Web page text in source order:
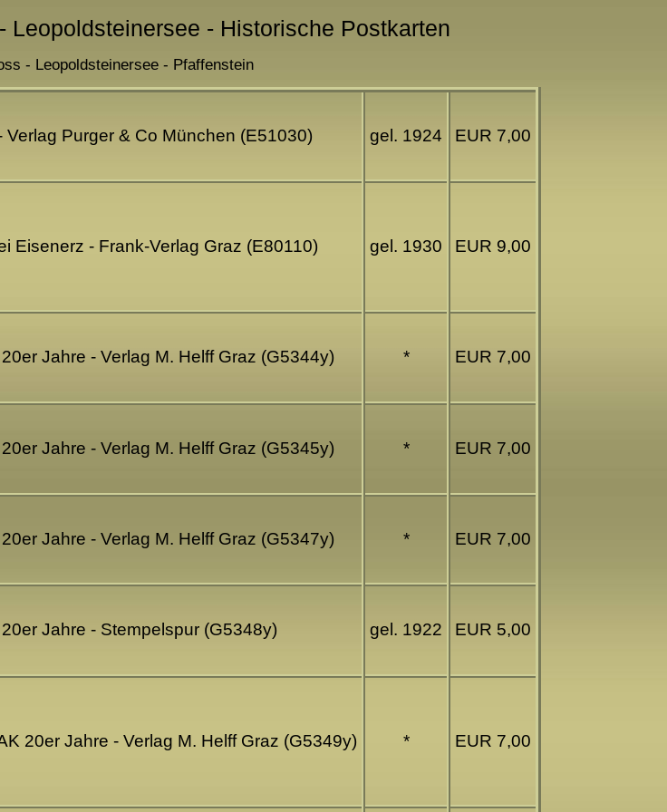
Leopoldsteinersee - Historische Postkarten
- Leopoldsteinersee - Pfaffenstein
Purger & Co München (E51030) gel. 1924 EUR 7,00
Eisenerz - Frank-Verlag Graz (E80110) gel. 1930 EUR 9,00
Jahre - Verlag M. Helff Graz (G5344y) * EUR 7,00
Jahre - Verlag M. Helff Graz (G5345y) * EUR 7,00
Jahre - Verlag M. Helff Graz (G5347y) * EUR 7,00
Jahre - Stempelspur (G5348y) gel. 1922 EUR 5,00
20er Jahre - Verlag M. Helff Graz (G5349y) * EUR 7,00